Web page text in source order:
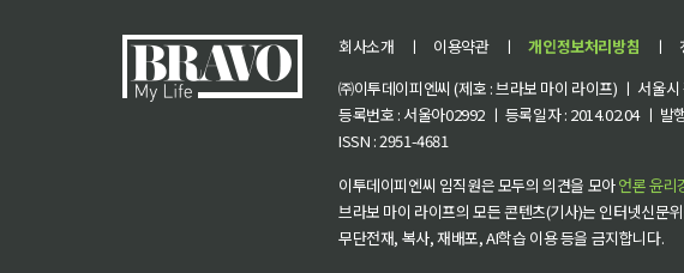
회사소개 ㅣ 이용약관 ㅣ 개인정보처리방침 ㅣ
㈜이투데이피엔씨 (제호 : 브라보 마이 라이프) ㅣ 서울
등록번호 : 서울아02992 ㅣ 등록일자 : 2014.02.04 ㅣ
ISSN : 2951-4681
이투데이피엔씨 임직원은 모두의 의견을 모아언론 윤리
브라보 마이 라이프의 모든 콘텐츠(기사)는 인터넷신문
무단전재, 복사, 재배포, AI학습 이용 등을 금지합니다.